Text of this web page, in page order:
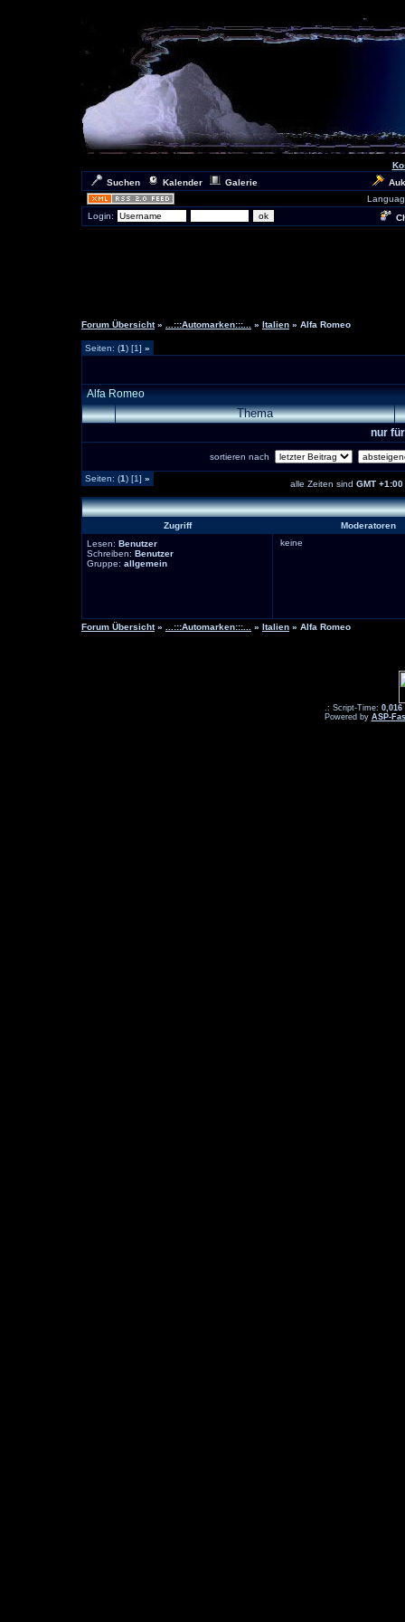
Suchen
Kalender Galerie
Login:
Forum Übersicht » ...:::Automarken:::... » Italien » Alfa Romeo
Seiten: (1) [1] »
Alfa Romeo
Thema
nur
sortieren nach
Seiten: (1) [1] »
alle Zeiten sind GMT +1:00
Zugriff
Moderatoren
Lesen: Benutzer
Schreiben: Benutzer
Gruppe: allgemein
keine
Forum Übersicht » ...:::Automarken:::... » Italien » Alfa Romeo
.: Script-Time: 0,016
Powered by ASP-